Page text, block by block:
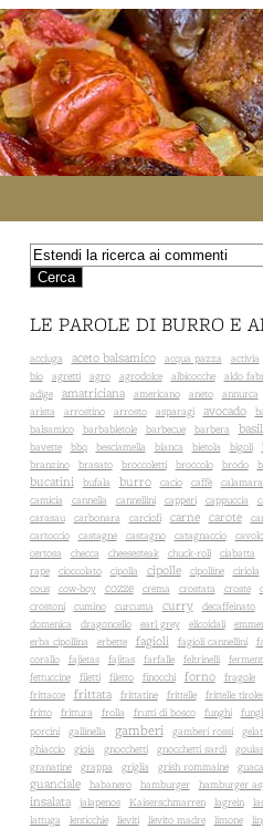
LE PAROLE DI BURRO E
acciuga aceto balsamico acqua pazza activia
bio
agretti agro agrodolce albicocche aldo
adige
amatriciana americano aneto annurca
arista
arrostino arrosto asparagi avocado
balsamico
barbabietole barbecue barbera
bavette
bbq besciamella bianca bietola bigoli
branzino
brasato broccoletti broccolo brodo
bucatini bufala burro cacio caffè
camicia
cannella cannellini capperi cappuccia
carasau
carbonara carciofi carne carote
cartoccio
castagne castagno catagnaccio
certosa checca cheesesteak chuck-roll ciabatta
rape
cioccolato cipolla cipolle cipolline ciriola
cous
cow-boy cozze crema crostata croste
crostoni
cumino curcuma curry decaffeinato
domenica
dragoncello earl grey elicoidali
erba cipollina
erbette fagioli fagioli cannellini
corallo
fajietas fajitas farfalle feltrinelli
fettuccine
filetti filetto finocchi forno fragole
frittacce
frittata frittatine frittelle frittelle
fritto
frittura frolla frutti di bosco funghi
porcini
gallinella gamberi gamberi rossi
ghiaccio
gioia gnocchetti gnocchetti sardi
granatine grappa griglia grish rommaine
guanciale habanero hamburger hamburger
insalata jalapenos Kaiserschmarren lagrein
lattuga
lenticchie lieviti lievito madre limone